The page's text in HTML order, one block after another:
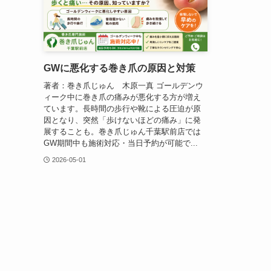
GWに悪化する巻き爪の原因と対策
著者：巻き爪じゅん 木原一真 ゴールデンウ
ィーク中に巻き爪の痛みが悪化する方が増え
ています。長時間の歩行や靴による圧迫が原
因となり、突然「歩けないほどの痛み」に発
展することも。巻き爪じゅん千葉駅前店では
GW期間中も施術対応・当日予約が可能で...
2026-05-01